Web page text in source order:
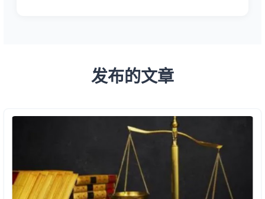
发布的文章